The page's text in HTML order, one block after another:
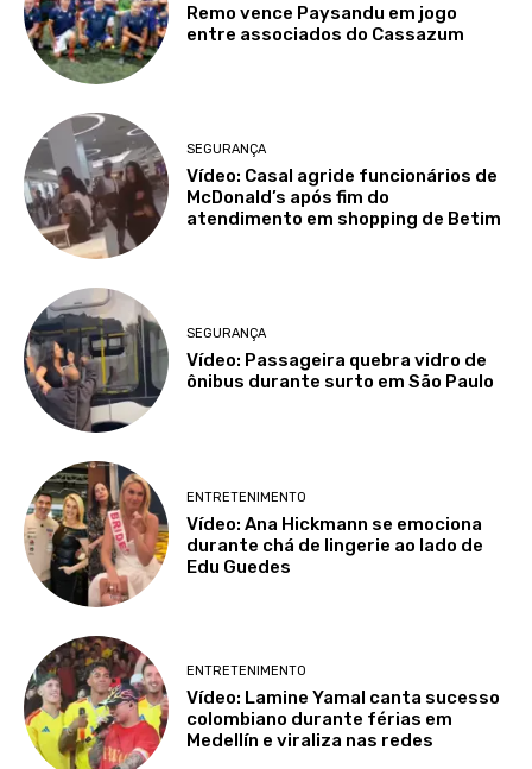
Remo vence Paysandu em jogo
entre associados do Cassazum
SEGURANÇA
Vídeo: Casal agride funcionários de
McDonald’s após fim do
atendimento em shopping de Betim
SEGURANÇA
Vídeo: Passageira quebra vidro de
ônibus durante surto em São Paulo
ENTRETENIMENTO
Vídeo: Ana Hickmann se emociona
durante chá de lingerie ao lado de
Edu Guedes
ENTRETENIMENTO
Vídeo: Lamine Yamal canta sucesso
colombiano durante férias em
Medellín e viraliza nas redes